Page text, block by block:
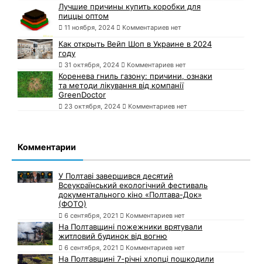
Лучшие причины купить коробки для
пиццы оптом
11 ноября, 2024 Комментариев нет
Как открыть Вейп Шоп в Украине в 2024
году
31 октября, 2024 Комментариев нет
Коренева гниль газону: причини, ознаки
та методи лікування від компанії
GreenDoctor
23 октября, 2024 Комментариев нет
Комментарии
У Полтаві завершився десятий
Всеукраїнський екологічний фестиваль
документального кіно «Полтава-Док»
(ФОТО)
6 сентября, 2021 Комментариев нет
На Полтавщині пожежники врятували
житловий будинок від вогню
6 сентября, 2021 Комментариев нет
На Полтавщині 7-річні хлопці пошкодили